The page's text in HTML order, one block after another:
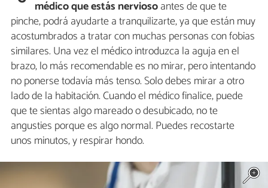
médico que estás nerviosoantes de que te
pinche, podrá ayudarte a tranquilizarte, ya que están muy
acostumbrados a tratar con muchas personas con fobias
similares. Una vez el médico introduzca la aguja en el
brazo, lo más recomendable es no mirar, pero intentando
no ponerse todavía más tenso. Solo debes mirar a otro
lado de la habitación. Cuando el médico finalice, puede
que te sientas algo mareado o desubicado, no te
angusties porque es algo normal. Puedes recostarte
unos minutos, y respirar hondo.